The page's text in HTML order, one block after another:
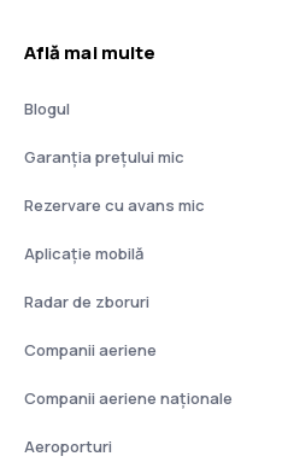
Află mai multe
Blogul
Garanția prețului mic
Rezervare cu avans mic
Aplicație mobilă
Radar de zboruri
Companii aeriene
Companii aeriene naţionale
Aeroporturi